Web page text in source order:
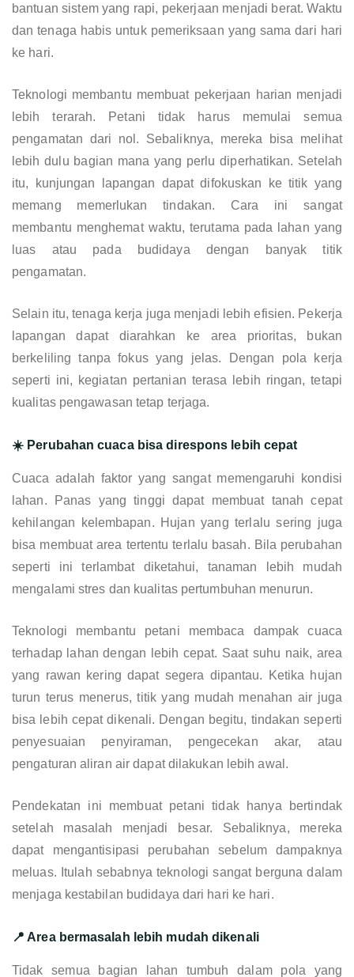
bantuan sistem yang rapi, pekerjaan menjadi berat. Waktu
dan tenaga habis untuk pemeriksaan yang sama dari hari
ke hari.
Teknologi membantu membuat pekerjaan harian menjadi
lebih terarah. Petani tidak harus memulai semua
pengamatan dari nol. Sebaliknya, mereka bisa melihat
lebih dulu bagian mana yang perlu diperhatikan. Setelah
itu, kunjungan lapangan dapat difokuskan ke titik yang
memang memerlukan tindakan. Cara ini sangat
membantu menghemat waktu, terutama pada lahan yang
luas atau pada budidaya dengan banyak titik
pengamatan.
Selain itu, tenaga kerja juga menjadi lebih efisien. Pekerja
lapangan dapat diarahkan ke area prioritas, bukan
berkeliling tanpa fokus yang jelas. Dengan pola kerja
seperti ini, kegiatan pertanian terasa lebih ringan, tetapi
kualitas pengawasan tetap terjaga.
☀️ Perubahan cuaca bisa direspons lebih cepat
Cuaca adalah faktor yang sangat memengaruhi kondisi
lahan. Panas yang tinggi dapat membuat tanah cepat
kehilangan kelembapan. Hujan yang terlalu sering juga
bisa membuat area tertentu terlalu basah. Bila perubahan
seperti ini terlambat diketahui, tanaman lebih mudah
mengalami stres dan kualitas pertumbuhan menurun.
Teknologi membantu petani membaca dampak cuaca
terhadap lahan dengan lebih cepat. Saat suhu naik, area
yang rawan kering dapat segera dipantau. Ketika hujan
turun terus menerus, titik yang mudah menahan air juga
bisa lebih cepat dikenali. Dengan begitu, tindakan seperti
penyesuaian penyiraman, pengecekan akar, atau
pengaturan aliran air dapat dilakukan lebih awal.
Pendekatan ini membuat petani tidak hanya bertindak
setelah masalah menjadi besar. Sebaliknya, mereka
dapat mengantisipasi perubahan sebelum dampaknya
meluas. Itulah sebabnya teknologi sangat berguna dalam
menjaga kestabilan budidaya dari hari ke hari.
📍 Area bermasalah lebih mudah dikenali
Tidak semua bagian lahan tumbuh dalam pola yang